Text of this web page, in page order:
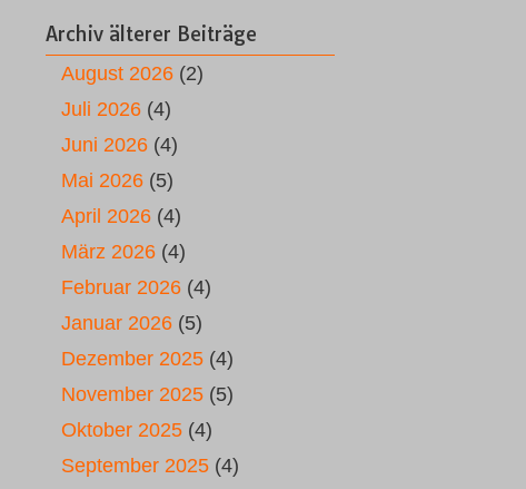
Archiv älterer Beiträge
August 2026 (2)
Juli 2026 (4)
Juni 2026 (4)
Mai 2026 (5)
April 2026 (4)
März 2026 (4)
Februar 2026 (4)
Januar 2026 (5)
Dezember 2025 (4)
November 2025 (5)
Oktober 2025 (4)
September 2025 (4)